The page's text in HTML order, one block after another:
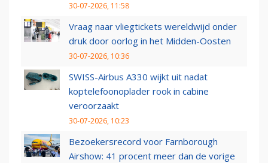
30-07-2026, 11:58
Vraag naar vliegtickets wereldwijd onder
druk door oorlog in het Midden-Oosten
30-07-2026, 10:36
SWISS-Airbus A330 wijkt uit nadat
koptelefoonoplader rook in cabine
veroorzaakt
30-07-2026, 10:23
Bezoekersrecord voor Farnborough
Airshow: 41 procent meer dan de vorige